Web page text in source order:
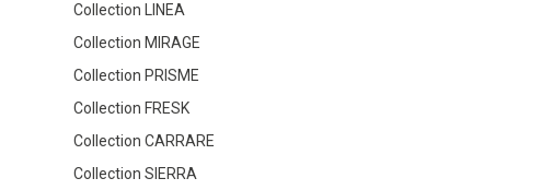
Collection LINEA
Collection MIRAGE
Collection PRISME
Collection FRESK
Collection CARRARE
Collection SIERRA